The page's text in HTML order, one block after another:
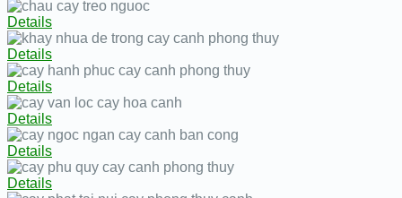
Details
Details
Details
Details
Details
Details